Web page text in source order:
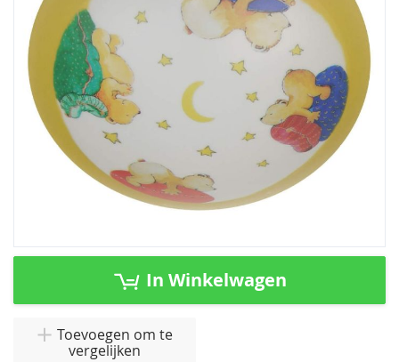
gallerij
Ga
In Winkelwagen
Toevoegen om te
vergelijken